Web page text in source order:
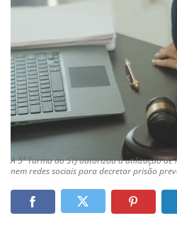
A 5ª Turma do STJ autorizou a utilização
nem redes sociais para decretar prisão